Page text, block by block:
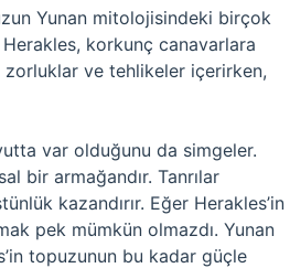
Yunan mitolojisindeki birçok
korkunç canavarlara
zorluklar ve tehlikeler içerirken,
var olduğunu da simgeler.
bir armağandır. Tanrılar
kazandırır. Eğer Herakles’in
pek mümkün olmazdı. Yunan
topuzunun bu kadar güçle